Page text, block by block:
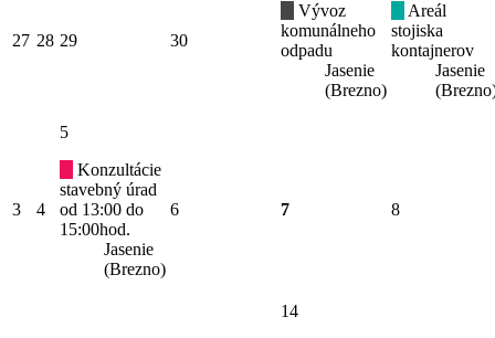
27 28 29 30
Vývoz
komunálneho
odpadu
Jasenie
(Brezno)
Areál
stojiska
kontajnerov
Jasenie
3 4
5
Konzultácie
stavebný úrad
od 13:00 do
15:00hod.
Jasenie
(Brezno)
6 7 8
14